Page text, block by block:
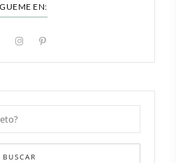
EN:
BUSCAR